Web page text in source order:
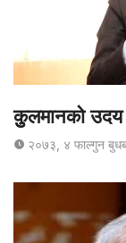
कुुलमानको उदय
२०७३, ४ फाल्गुन